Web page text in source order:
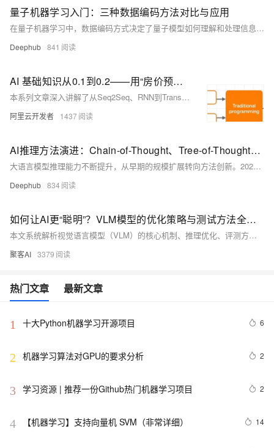
量子机器学习入门：三种数据编码方法对比与应用
在量子机器学习中，数据编码方式决定了量子模型如何理解和处理信息。本文详解角度编码、振幅编码与基础编码三种方法，分析其原理、实现及适用场景，帮助读者选择最适合的编码策略，提升量子模型性能。
Deephub 841
AI 基础知识从0.1到0.2——用“房价预测”入门机器学习全流程
本系列文章深入讲解了从Seq2Seq、RNN到Transformer，再到GPT模型的关键技术原理与实现细节，帮助读者全面掌握Transformer及其在NLP中的应用。同时，通过一个房价预测的完整案例，介绍了算法工程师如何利用数据训练模型并解决实际问题，涵盖需求分析、数据收集、模型训练与部署等全流程。文章适合初学者和开发者学习AI基础与实战技能。
阿里云开发者 1437
AI推理方法演进：Chain-of-Thought、Tree-of-Thought与Graph-of-Thought技术对比分析
大语言模型推理能力不断提升，从早期的规模扩展转向方法创新。2022年Google提出Chain-of-Thought（CoT），通过展示推理过程显著提升模型表现。随后，Tree-of-Thought（ToT）和Graph-of-Thought（GoT）相继出现，推理结构由线性链条演进为树状分支，最终发展为支持多节点连接的图网络。CoT成本低但易错传，ToT支持多路径探索与回溯，GoT则实现非线性、多维推理，适合复杂任务。三者在计算成本与推理能力上形成递进关系，推动AI推理向更接近人类思维的方向发展。
Deephub 834
如何让AI更“聪明”？VLM模型的优化策略与测试方法全解析​
本文系统解析视觉语言模型（VLM）的核心机制、推理优化、评测方法与挑战。涵盖多模态对齐、KV Cache优化、性能测试及主流基准，助你全面掌握VLM技术前沿。建议点赞收藏，深入学习。
聚客AI 3379
热门文章 最新文章
1 十大Python机器学习开源项目 6
2 机器学习算法对GPU的要求分析 2
3 学习资源 | 推荐一份Github热门机器学习项目 2
4 【机器学习】支持向量机 SVM（非常详细） 14